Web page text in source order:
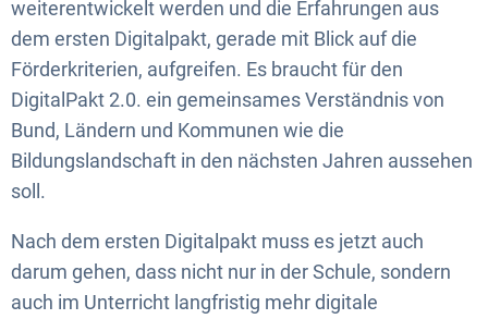
weiterentwickelt werden und die Erfahrungen aus
dem ersten Digitalpakt, gerade mit Blick auf die
Förderkriterien, aufgreifen. Es braucht für den
DigitalPakt 2.0. ein gemeinsames Verständnis von
Bund, Ländern und Kommunen wie die
Bildungslandschaft in den nächsten Jahren aussehen
soll.
Nach dem ersten Digitalpakt muss es jetzt auch
darum gehen, dass nicht nur in der Schule, sondern
auch im Unterricht langfristig mehr digitale